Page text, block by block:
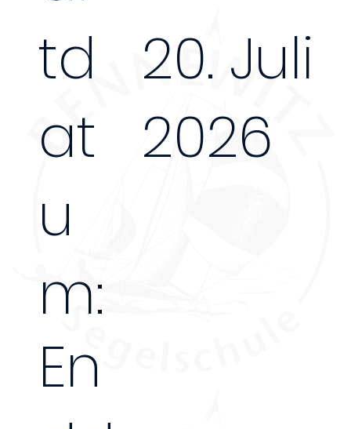
td
at
u
m:
En
20. Juli
2026